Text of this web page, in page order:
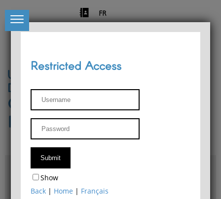
FR
University of Liège
Départment of Philosophy
Center for Phenomenological
Research
Access & maps
Philosophy Department Library
Restricted Access
Show
Back | Home | Français